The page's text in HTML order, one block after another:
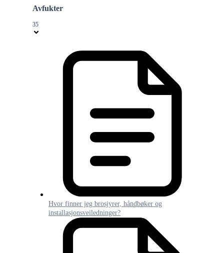
Avfukter
35
Hvor finner jeg brosjyrer, håndbøker og
installasjonsveiledninger?